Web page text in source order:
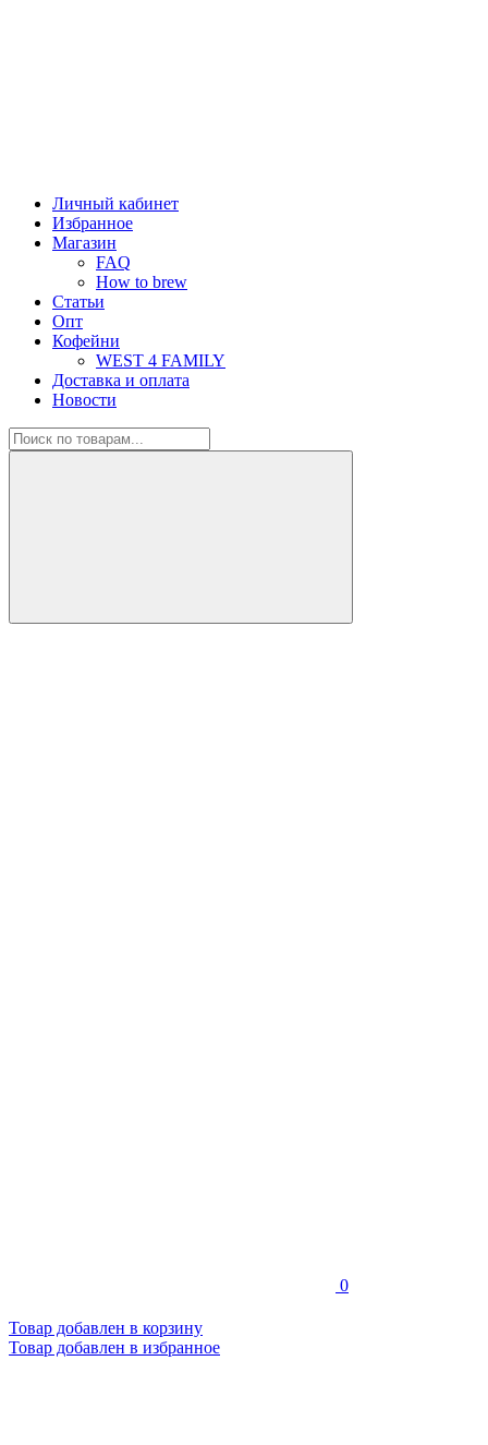
Личный кабинет
Избранное
Магазин
FAQ
How to brew
Статьи
Опт
Кофейни
WEST 4 FAMILY
Доставка и оплата
Новости
0
Товар добавлен в корзину
Товар добавлен в избранное